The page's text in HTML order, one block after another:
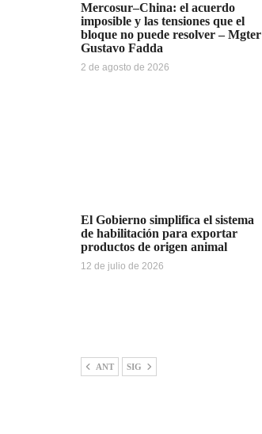
Mercosur–China: el acuerdo
imposible y las tensiones que el
bloque no puede resolver – Mgter
Gustavo Fadda
2 de agosto de 2026
El Gobierno simplifica el sistema
de habilitación para exportar
productos de origen animal
12 de julio de 2026
ANT SIG